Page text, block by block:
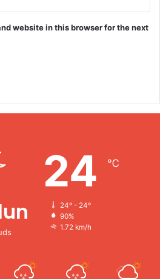
website in this browser for the next
24 ℃
24º - 24º
90%
1.72 km/h